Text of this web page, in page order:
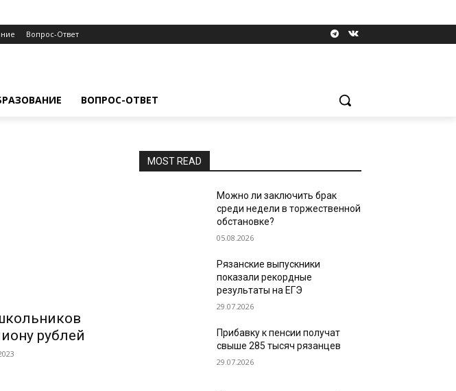
Вопрос-Ответ
ВОПРОС-ОТВЕТ
рублей
MOST READ
Можно ли заключить брак
среди недели в торжественной
обстановке?
05.08.2026
Рязанские выпускники
показали рекордные
результаты на ЕГЭ
29.07.2026
Прибавку к пенсии получат
свыше 285 тысяч рязанцев
29.07.2026